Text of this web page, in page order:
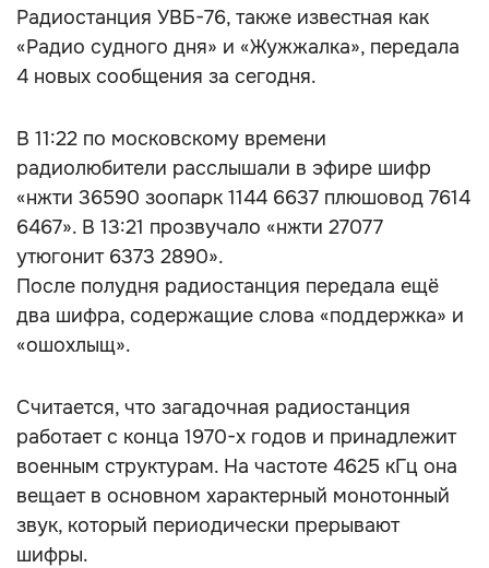
Радиостанция УВБ-76, также известная как
«Радио судного дня» и «Жужжалка», передала
4 новых сообщения за сегодня.
В 11:22 по московскому времени
радиолюбители расслышали в эфире шифр
«нжти 36590 зоопарк 1144 6637 плюшовод 7614
6467». В 13:21 прозвучало «нжти 27077
утюгонит 6373 2890».
После полудня радиостанция передала ещё
два шифра, содержащие слова «поддержка» и
«ошохлыщ».
Считается, что загадочная радиостанция
работает с конца 1970-х годов и принадлежит
военным структурам. На частоте 4625 кГц она
вещает в основном характерный монотонный
звук, который периодически прерывают
шифры.